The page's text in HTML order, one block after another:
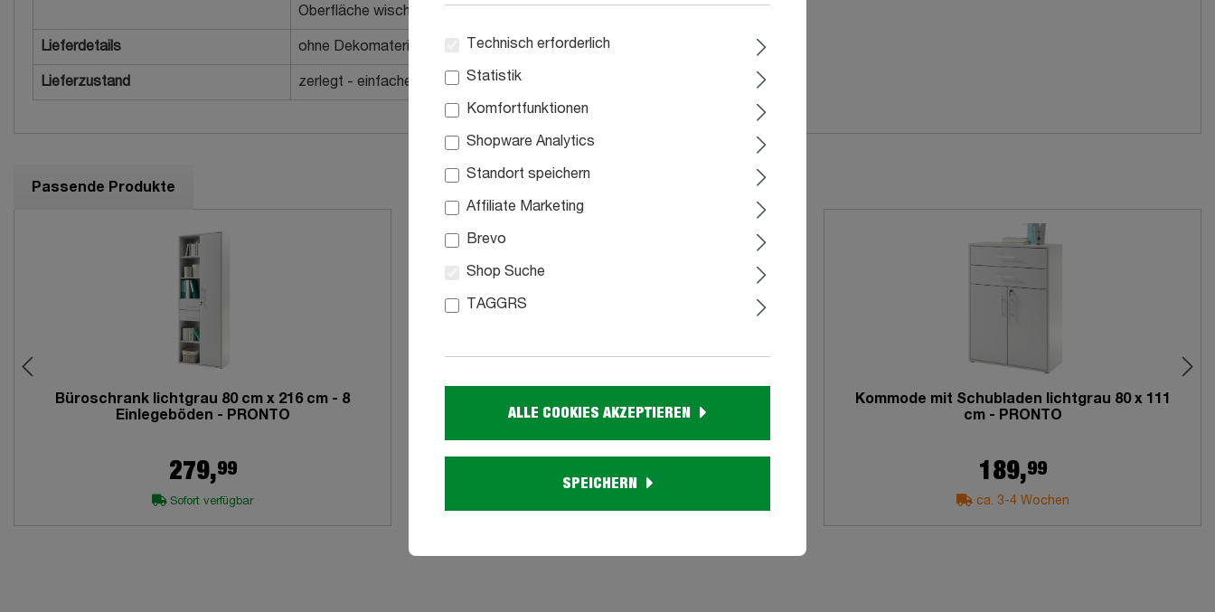
Oberfläche wischen.
Lieferdetails ohne Dekomaterial
Lieferzustand zerlegt - einfache Montage, Aufbauanleitung
Passende Produkte
Büroschrank lichtgrau 80 cm x 216 cm - 8
Einlegeböden - PRONTO
279,99
Sofort verfügbar
Einlegeböden - PRONTO
259,
Kommode mit Schubladen lichtgrau 80 x 111
cm - PRONTO
189,99
ca. 3-4 Wochen
Technisch erforderlich
Statistik
Komfortfunktionen
Shopware Analytics
Standort speichern
Affiliate Marketing
Brevo
Shop Suche
TAGGRS
ALLE COOKIES AKZEPTIEREN
SPEICHERN